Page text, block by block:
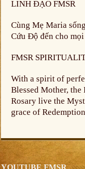
LINH ĐẠO FMSR
Cùng Mẹ Maria
Cứu Độ đến cho
FMSR
With a spirit of
Blessed Mother,
Rosary live the
grace of